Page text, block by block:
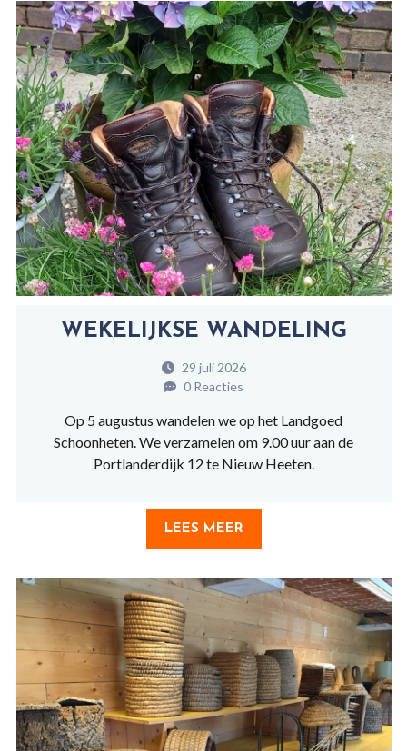
WEKELIJKSE WANDELING
29 juli 2026
0 Reacties
Op 5 augustus wandelen we op het Landgoed
Schoonheten. We verzamelen om 9.00 uur aan de
Portlanderdijk 12 te Nieuw Heeten.
LEES MEER